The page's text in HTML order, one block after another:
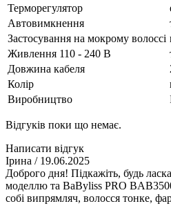
Терморегулятор
Автовимкнення
Застосування на мокрому волоссі
Живлення 110 - 240 В
Довжина кабеля
Колір
Виробництво
Відгуків поки що немає.
Написати відгук
Ірина / 19.06.2025
Доброго дня! Підкажіть, будь
моделлю та BaByliss PRO
собі випрямляч, волосся тонке,